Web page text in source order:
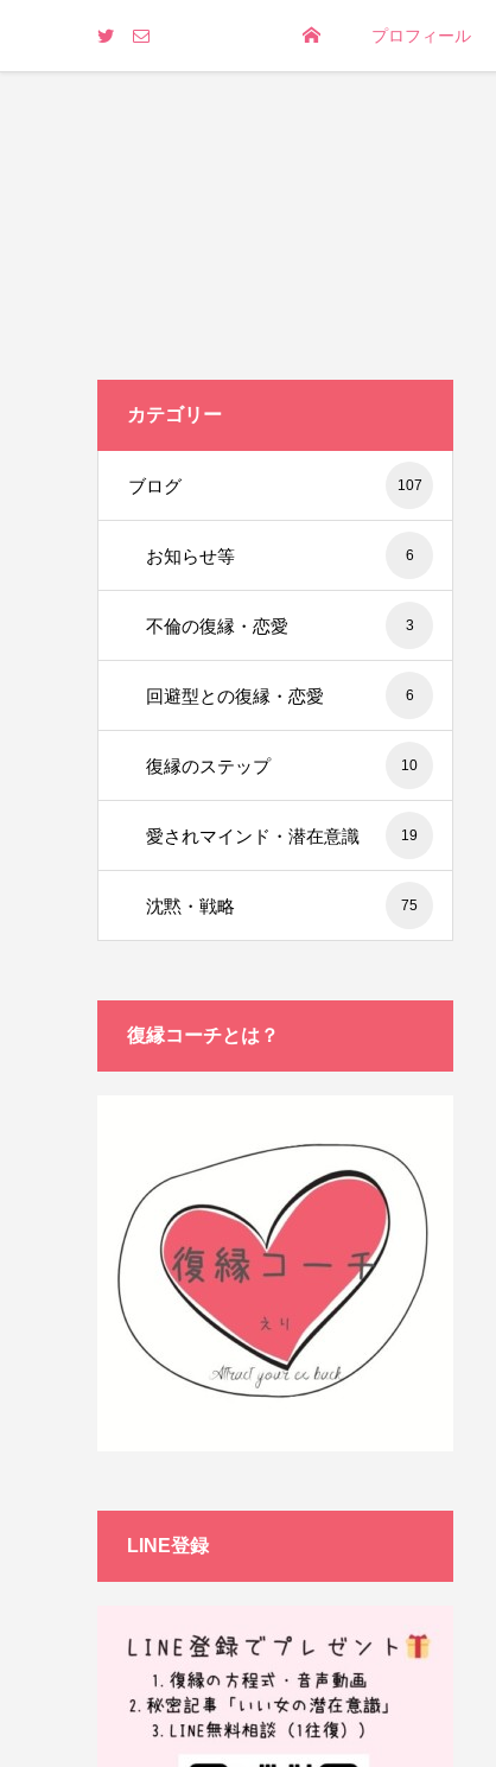
トッ プロフィール
カテゴリー
ブログ 107
お知らせ等 6
不倫の復縁・恋愛 3
回避型との復縁・恋愛 6
復縁のステップ 10
愛されマインド・潜在意識 19
沈黙・戦略 75
復縁コーチとは？
LINE登録